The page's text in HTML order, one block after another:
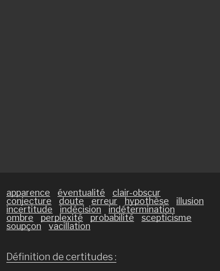
apparence éventualité
clair-obscur
conjecture
doute erreur hypothèse
illusion
incertitude
indécision
indétermination
ombre
perplexité probabilité
scepticisme
soupçon
vacillation
Définition de certitudes :